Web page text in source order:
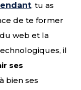
, tu as
de te former
web et la
il
ses
bien ses